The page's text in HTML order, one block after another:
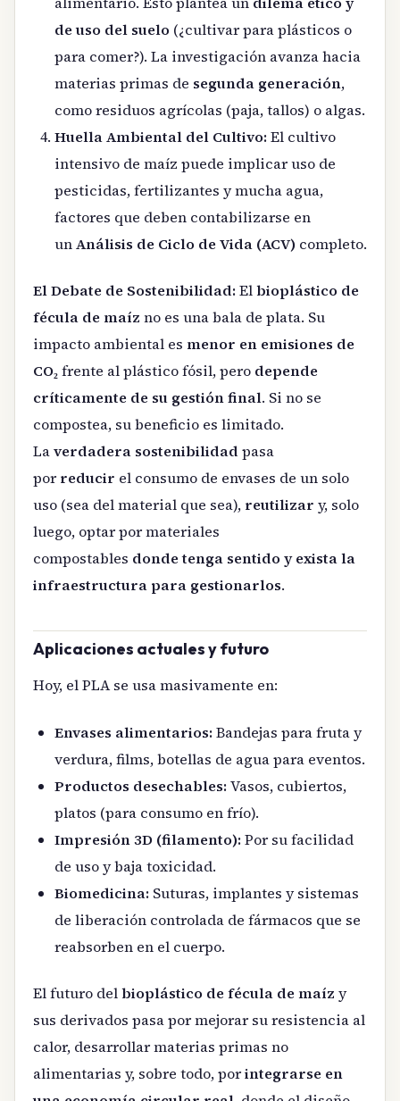
de uso del suelo (¿cultivar para plásticos o
para comer?). La investigación avanza hacia
materias primas de segunda generación,
como residuos agrícolas (paja, tallos) o algas.
Huella Ambiental del Cultivo:El cultivo
intensivo de maíz puede implicar uso de
pesticidas, fertilizantes y mucha agua,
factores que deben contabilizarse en
unAnálisis de Ciclo de Vida (ACV) completo.
El Debate de Sostenibilidad:Elbioplástico de
fécula de maíz no es una bala de plata. Su
impacto ambiental es menor en emisiones de
CO₂frente al plástico fósil, pero depende
críticamente de su gestión final. Si no se
compostea, su beneficio es limitado.
Laverdadera sostenibilidad pasa
por reducir el consumo de envases de un solo
uso (sea del material que sea), reutilizar y, solo
luego, optar por materiales
compostables donde tenga sentido y exista la
infraestructura para gestionarlos.
Aplicaciones actuales y futuro
Hoy, el PLA se usa masivamente en:
Envases alimentarios:Bandejas para fruta y
verdura, films, botellas de agua para eventos.
Productos desechables:Vasos, cubiertos,
platos (para consumo en frío).
Impresión 3D (filamento):Por su facilidad
de uso y baja toxicidad.
Biomedicina: Suturas, implantes y sistemas
de liberación controlada de fármacos que se
reabsorben en el cuerpo.
El futuro delbioplástico de fécula de maíz y
sus derivados pasa por mejorar su resistencia al
calor, desarrollar materias primas no
alimentarias y, sobre todo, porintegrarse en